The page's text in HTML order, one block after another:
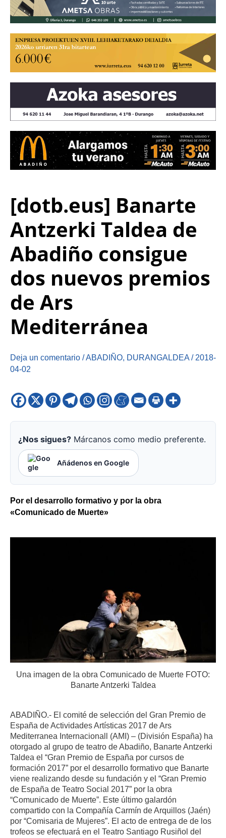
[dotb.eus] Banarte
Antzerki Taldea de
Abadiño consigue
dos nuevos premios
de Ars
Mediterránea
Deja un comentario /ABADIÑO, DURANGALDEA / 2018-
04-02
¿Nos sigues? Márcanos como medio preferente.
Añádenos en Google
Por el desarrollo formativo y por la obra
«Comunicado de Muerte»
Una imagen de la obra Comunicado de Muerte FOTO:
Banarte Antzerki Taldea
ABADIÑO.- El comité de selección del Gran Premio de
España de Actividades Artísticas 2017 de Ars
Mediterranea Internacionall (AMI) – (División España) ha
otorgado al grupo de teatro de Abadiño, Banarte Antzerki
Taldea el “Gran Premio de España por cursos de
formación 2017” por el desarrollo formativo que Banarte
viene realizando desde su fundación y el “Gran Premio
de España de Teatro Social 2017” por la obra
“Comunicado de Muerte”. Este último galardón
compartido con la Compañía Carmín de Arquillos (Jaén)
por “Comisaria de Mujeres”. El acto de entrega de de los
trofeos se efectuará en el Teatro Santiago Rusiñol del